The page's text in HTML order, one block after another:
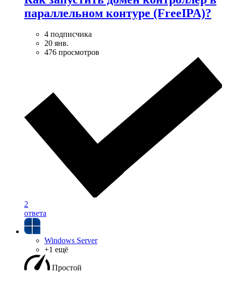
параллельном контуре (FreeIPA)?
4 подписчика
20 янв.
476 просмотров
2
ответа
Windows Server
+1 ещё
Простой